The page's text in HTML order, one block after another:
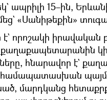
ապրիլի 15–ին,
«Սանիթեքին»
որոշակի իրավական
քաղաքապետարանին
հնարավոր է`
համապատասխան
մարդկանց